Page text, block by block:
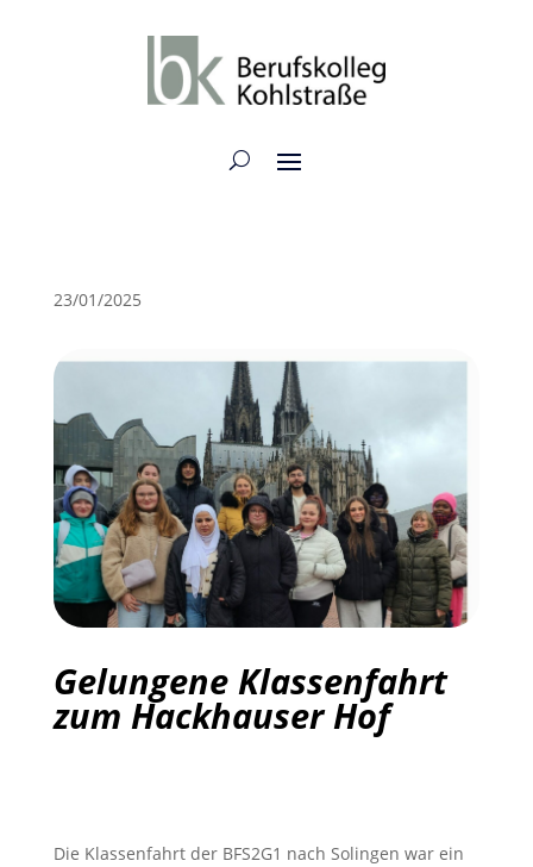
23/01/2025
Gelungene Klassenfahrt
zum Hackhauser Hof
Die Klassenfahrt der BFS2G1 nach Solingen war ein